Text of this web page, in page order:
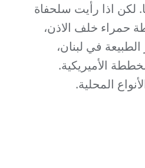
لكن اذا رأيت سلحفاة
حمراء خلف الاذن،
الطبيعة في لبنان،
الأميريكية.
المحلية.